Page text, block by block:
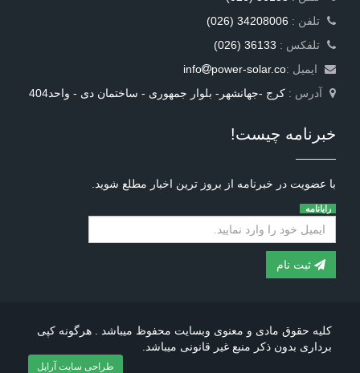
(026) 34208006
(026) 36133
ایمیل :
info
power-solar.co
آدرس : کرج -جهانشهر- بلوار جمهوری - ساختمان دی - واحد404
خبرنامه چیست!
با عضویت در خبرنامه از بروز ترین اخبار مطلع شوید.
رایانامه
ثبت نام
کلیه حقوق مادی و معنوی وبسایت محفوظ میباشد . هرگونه کپی
برداری بدون ذکر منبع غیر قانونی میباشد.
طراحی سایت آراپل